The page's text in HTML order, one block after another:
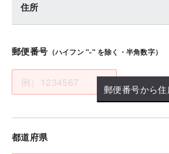
住所
郵便番号 （ハイフン "-" を除く・半角数字）
郵便番号から
都道府県